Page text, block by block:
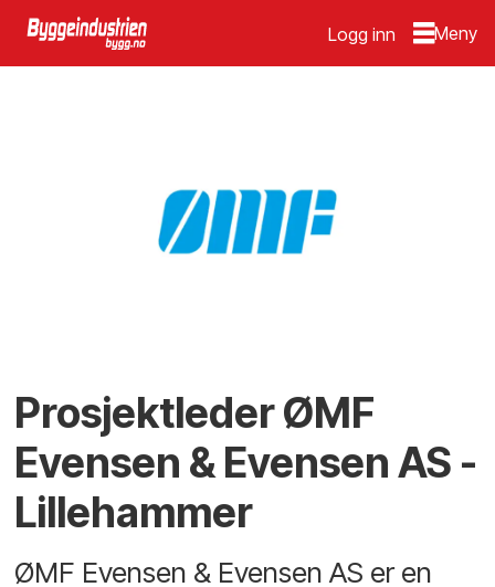
Logg inn
Prosjektleder ØMF
Evensen & Evensen AS -
Lillehammer
ØMF Evensen & Evensen AS er en